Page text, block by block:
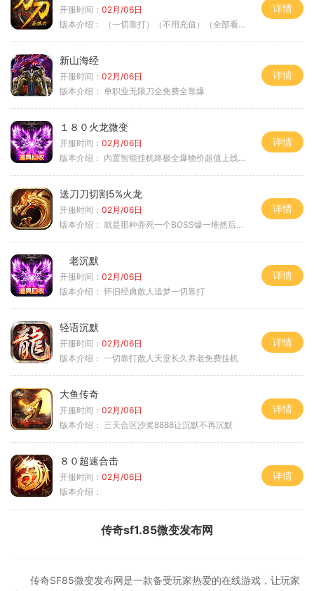
开服时间： 02月/06日
版本介绍：
（一切靠打）（不用充值）（全部看脸）
详情
新山海经
开服时间： 02月/06日
版本介绍： 单职业无限刀全免费全靠爆
详情
１８０火龙微变
开服时间： 02月/06日
版本介绍： 内置智能挂机终极全爆物价超值上线送神器
详情
送刀刀切割5%火龙
开服时间： 02月/06日
版本介绍： 就是那种弄死一个BOSS爆一堆然后就起飞
详情
老沉默
开服时间： 02月/06日
版本介绍： 怀旧经典散人追梦一切靠打
详情
轻语沉默
开服时间： 02月/06日
版本介绍： 一切靠打散人天堂长久养老免费挂机
详情
大鱼传奇
开服时间： 02月/06日
版本介绍： 三天合区沙奖8888让沉默不再沉默
详情
８０超速合击
开服时间： 02月/06日
版本介绍：
详情
传奇sf1.85微变发布网
传奇SF85微变发布网是一款备受玩家热爱的在线游戏，让玩家